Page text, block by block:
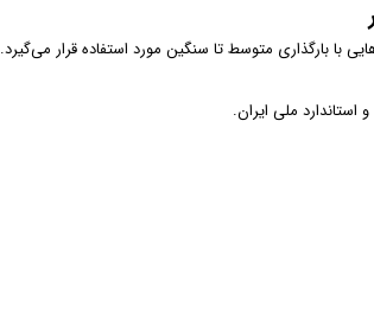
با بارگذاری متوسط تا سنگین مورد استفاده قرار می‌گیرد.
استاندارد ملی ایران.